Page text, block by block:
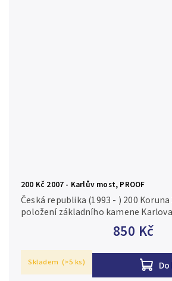
200 Kč 2007 - Karlův most, PROOF
850 Kč
Česká republika (1993 - ) 200
položení základního kamene
Josef Šafařík, Aurea C158, etue,
Skladem (>5 ks)